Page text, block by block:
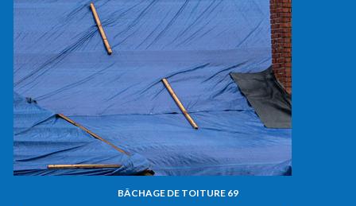
BÂCHAGE DE TOITURE 69